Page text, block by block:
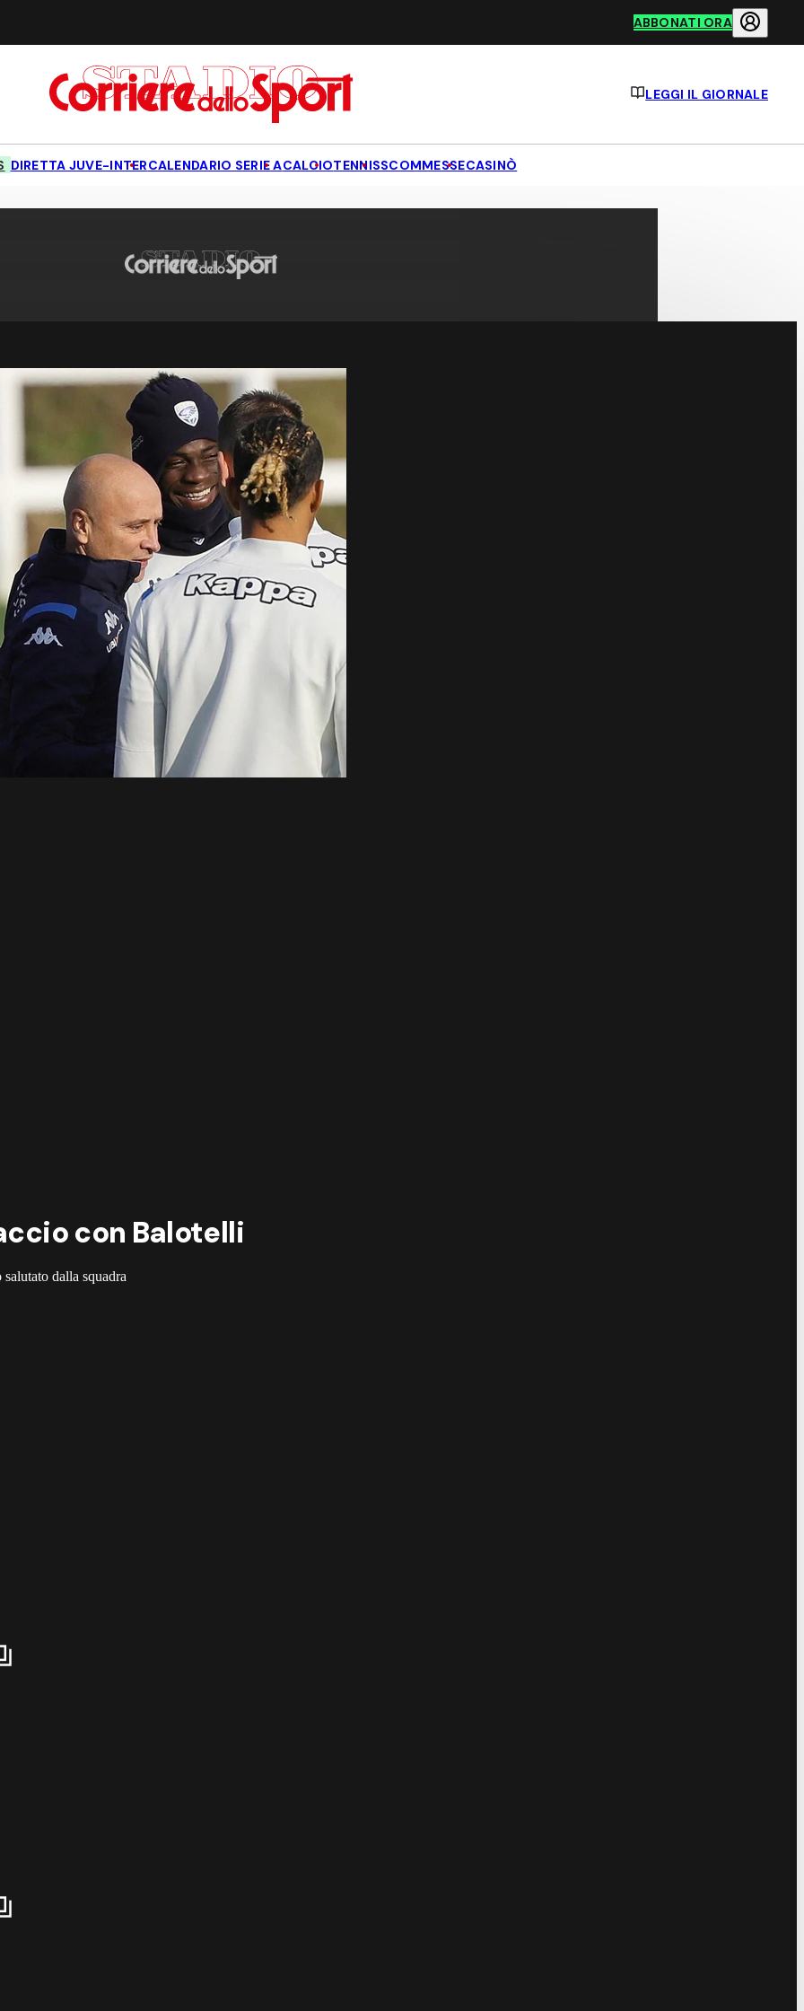
ABBONATI ORA
LEGGI IL GIORNALE
DIRETTA JUVE-INTERCALENDARIO SERIE ACALCIOTENNISSCOMMESSECASINÒ
con Balotelli
dalla squadra